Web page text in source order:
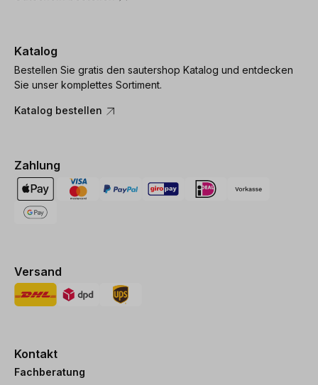
Katalog
Bestellen Sie gratis den sautershop Katalog und entdecken
Sie unser komplettes Sortiment.
Katalog bestellen
Zahlung
Versand
Kontakt
Fachberatung